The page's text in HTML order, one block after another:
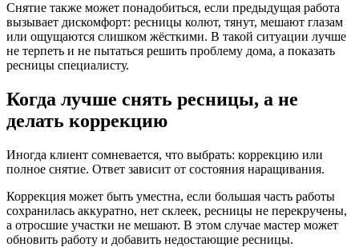
Снятие также может понадобиться, если предыдущая работа
вызывает дискомфорт: ресницы колют, тянут, мешают глазам
или ощущаются слишком жёсткими. В такой ситуации лучше
не терпеть и не пытаться решить проблему дома, а показать
ресницы специалисту.
Когда лучше снять ресницы, а не
делать коррекцию
Иногда клиент сомневается, что выбрать: коррекцию или
полное снятие. Ответ зависит от состояния наращивания.
Коррекция может быть уместна, если большая часть работы
сохранилась аккуратно, нет склеек, ресницы не перекручены,
а отросшие участки не мешают. В этом случае мастер может
обновить работу и добавить недостающие ресницы.